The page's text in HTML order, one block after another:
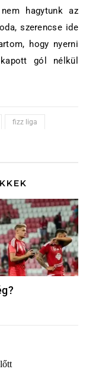
hagytunk az
szerencse ide
hogy nyerni
gól nélkül
fizz liga